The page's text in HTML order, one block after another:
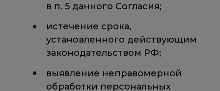
в п. 5 данного Согласия;
истечение срока,
установленного действующим
законодательством РФ;
выявление неправомерной
обработки персональных